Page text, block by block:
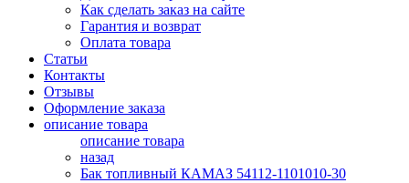
Как сделать заказ на сайте
Гарантия и возврат
Оплата товара
Статьи
Контакты
Отзывы
Оформление заказа
описание товара
описание товара
назад
Бак топливный КАМАЗ 54112-1101010-30